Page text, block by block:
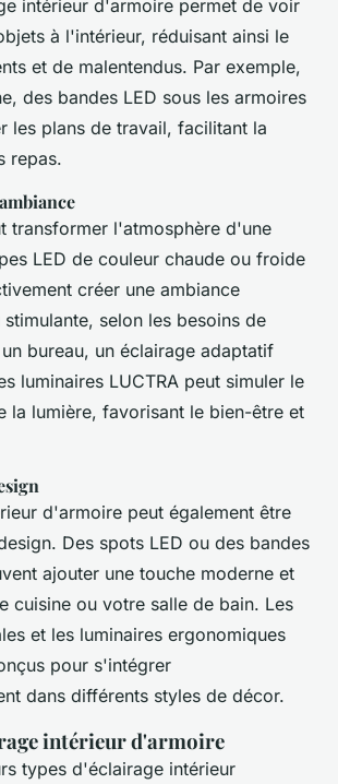
intérieur d'armoire permet de voir
à l'intérieur, réduisant ainsi le
et de malentendus. Par exemple,
des bandes LED sous les armoires
les plans de travail, facilitant la
repas.
transformer l'atmosphère d'une
LED de couleur chaude ou froide
créer une ambiance
selon les besoins de
bureau, un éclairage adaptatif
luminaires LUCTRA peut simuler le
la lumière, favorisant le bien-être et
d'armoire peut également être
Des spots LED ou des bandes
ajouter une touche moderne et
cuisine ou votre salle de bain. Les
et les luminaires ergonomiques
pour s'intégrer
dans différents styles de décor.
intérieur d'armoire
types d'éclairage intérieur